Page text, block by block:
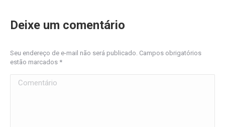
Deixe um comentário
Seu endereço de e-mail não será publicado. Campos obrigatórios
estão marcados *
Comentário